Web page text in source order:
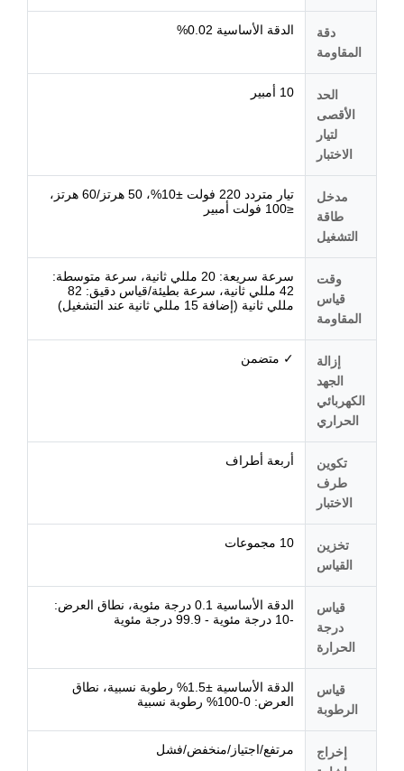
دقة
المقاومة
الدقة الأساسية 0.02%
الحد
الأقصى
لتيار
الاختبار
10 أمبير
مدخل
طاقة
التشغيل
تيار متردد 220 فولت ±10%، 50 هرتز/60 هرتز،
≤100 فولت أمبير
وقت
قياس
المقاومة
سرعة سريعة: 20 مللي ثانية، سرعة متوسطة:
42 مللي ثانية، سرعة بطيئة/قياس دقيق: 82
مللي ثانية (إضافة 15 مللي ثانية عند التشغيل)
إزالة
الجهد
الكهربائي
الحراري
✓ متضمن
تكوين
طرف
الاختبار
أربعة أطراف
تخزين
القياس
10 مجموعات
قياس
درجة
الحرارة
الدقة الأساسية 0.1 درجة مئوية، نطاق العرض:
-10 درجة مئوية - 99.9 درجة مئوية
قياس
الرطوبة
الدقة الأساسية ±1.5% رطوبة نسبية، نطاق
العرض: 0-100% رطوبة نسبية
إخراج
مرتفع/اجتياز/منخفض/فشل